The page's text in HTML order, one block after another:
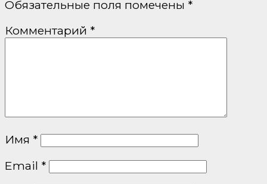
Обязательные поля помечены *
Комментарий *
Имя *
Email *